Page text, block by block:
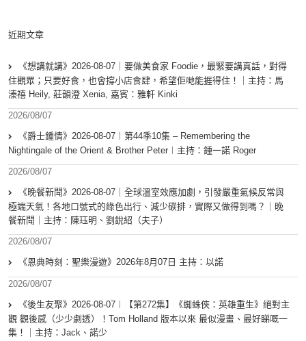
近期文章
《想講就講》2026-08-07｜要做美食家 Foodie，最緊要講真話，對得
住觀眾；只要好食，也會撐小店食肆，希望佢哋能捱得住！｜主持：馬
溱禧 Heily, 莊韻澄 Xenia, 嘉賓：雅軒 Kinki
2026/08/07
《爵士鍾情》2026-08-07︱第44季10集 – Remembering the
Nightingale of the Orient & Brother Peter︱主持：鍾一諾 Roger
2026/08/07
《晚餐新聞》2026-08-07｜全球溫室效應加劇，引發嚴重氣候反常與
極端天氣！各地口號式的綠色出行、減少碳排，實際又做得到嗎？｜晚
餐新聞｜主持：陳珏明、劉銳紹（夫子）
2026/08/07
《恩典時刻：聖樂漫遊》2026年8月07日 主持：以諾
2026/08/07
《後生友聚》2026-08-07︱【第272集】《蜘蛛俠：英雄重生》絕對主
觀 觀後感（少少劇透）！Tom Holland 版本以來 最似漫畫、最好睇嘅一
集！｜主持：Jack、諾少